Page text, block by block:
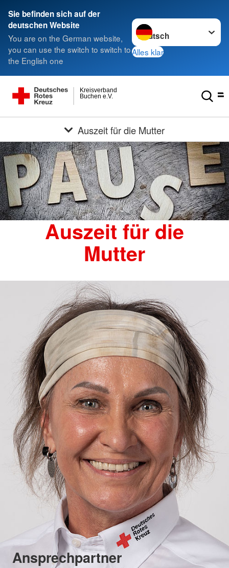
Sie befinden sich auf der
deutschen Website
You are on the German website,
you can use the switch to switch to
the English one
Sprache wechseln zu
Alles klar
Buchen e.V.
Kreisverband
Auszeit für die Mutter
Auszeit für die
Mutter
Ansprechpartner